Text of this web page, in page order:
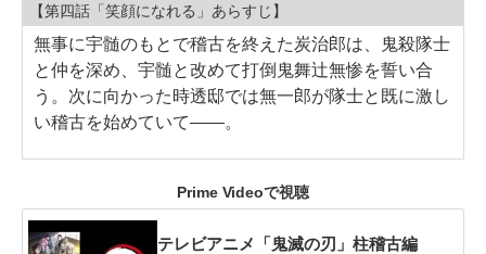
【第四話「笑顔になれる」あらすじ】
無事に宇髄のもとで稽古を終えた炭治郎は、鬼殺隊士
と仲を深め、宇髄と改めて打倒鬼舞辻無惨を誓い合
う。次に向かった時透邸では無一郎が隊士と既に激し
い稽古を始めていて――。
Prime Videoで視聴
テレビアニメ「鬼滅の刃」柱稽古編